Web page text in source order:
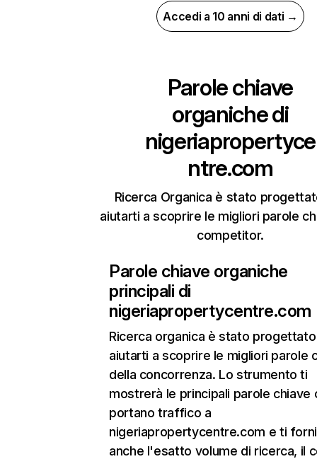
Accedi a 10 anni di dati →
Parole chiave
organiche di
nigeriapropertyce
ntre.com
Ricerca Organica è stato
aiutarti a scoprire le migliori parole
competitor.
Parole chiave organiche
principali di
nigeriapropertycentre.com
Ricerca organica è stato
aiutarti a scoprire le migliori parole
della concorrenza. Lo strumento ti
mostrerà le principali parole chiave
portano traffico a
nigeriapropertycentre.com e ti
anche l'esatto volume di ricerca, il